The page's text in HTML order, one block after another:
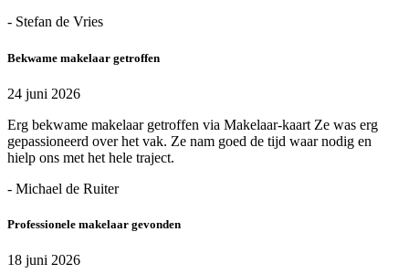
- Stefan de Vries
Bekwame makelaar getroffen
24 juni 2026
Erg bekwame makelaar getroffen via Makelaar-kaart Ze was erg
gepassioneerd over het vak. Ze nam goed de tijd waar nodig en
hielp ons met het hele traject.
- Michael de Ruiter
Professionele makelaar gevonden
18 juni 2026